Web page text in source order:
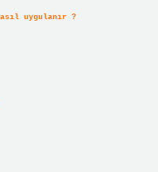
uygulanır ?